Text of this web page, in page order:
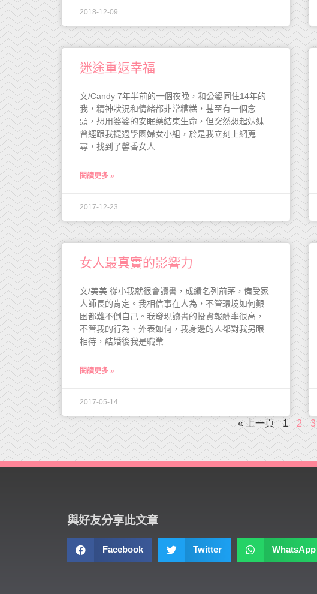
2018-12-09
迷途重返幸福
文/Candy 7年半前的一個夜晚，和公婆同住14年的
我，精神狀況和情緒都非常糟糕，甚至有一個念
頭，想用婆婆的安眠藥結束生命，但突然想起妹妹
曾經跟我提過學園婦女小組，於是我立刻上網蒐
尋，找到了馨香女人
閱讀更多 »
2017-12-23
女人最真實的影響力
文/美美 從小我就很會讀書，成績名列前茅，備受家
人師長的肯定。我相信事在人為，不管環境如何艱
困都難不倒自己。我發現讀書的投資報酬率很高，
不管我的行為、外表如何，我身邊的人都對我另眼
相待，結婚後我是職業
閱讀更多 »
2017-05-14
« 上一頁 1 2 3
與好友分享此文章
Facebook Twitter WhatsApp